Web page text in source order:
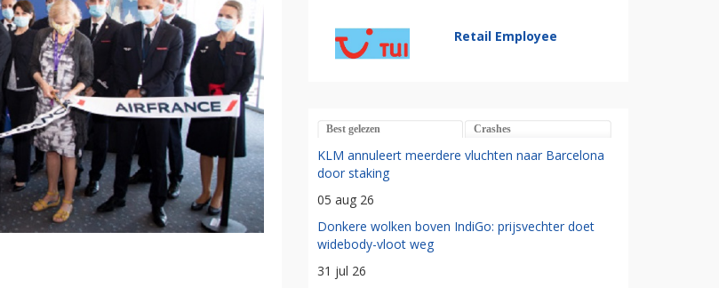
Retail Employee
Best gelezen Crashes
KLM annuleert meerdere vluchten naar Barcelona
door staking
05 aug 26
Donkere wolken boven IndiGo: prijsvechter doet
widebody-vloot weg
31 jul 26